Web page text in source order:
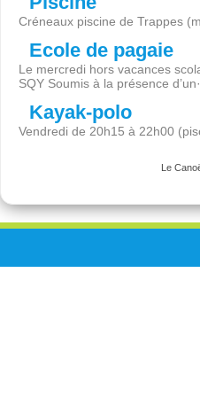
Créneaux piscine de Trappes
Ecole de pagaie
Le mercredi hors vacances
SQY Soumis à la présence
Kayak-polo
Vendredi de 20h15 à 22h00
Le